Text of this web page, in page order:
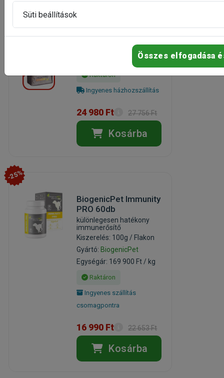
Csomag
Egységár: 4 163 Ft / db
Raktáron
Ingyenes házhozszállítás
24 980 Ft 27 756 Ft
Kosárba
-25%
BiogenicPet Immunity
PRO 60db
különlegesen hatékony
immunerősítő
Kiszerelés: 100g / Flakon
Gyártó: BiogenicPet
Egységár: 169 900 Ft / kg
Raktáron
Ingyenes szállítás
csomagpontra
16 990 Ft 22 653 Ft
Kosárba
Süti beállítások
Összes elfogadása